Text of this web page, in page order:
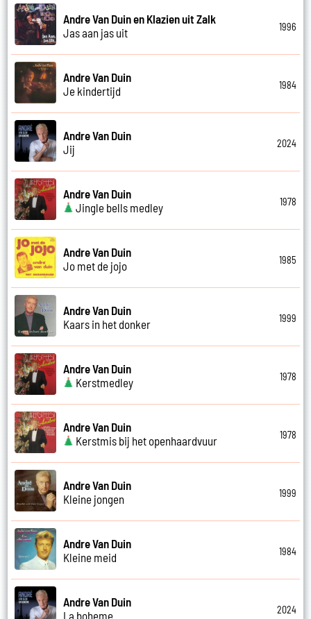
Andre Van Duin en Klazien uit Zalk
Jas aan jas uit
1996
Andre Van Duin
Je kindertijd
1984
Andre Van Duin
Jij
2024
Andre Van Duin
Jingle bells medley
1978
Andre Van Duin
Jo met de jojo
1985
Andre Van Duin
Kaars in het donker
1999
Andre Van Duin
Kerstmedley
1978
Andre Van Duin
Kerstmis bij het openhaardvuur
1978
Andre Van Duin
Kleine jongen
1999
Andre Van Duin
Kleine meid
1984
Andre Van Duin
La boheme
2024